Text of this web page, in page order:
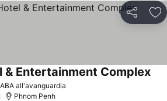
Condividi
all'avanguardia
& Entertainment Complex
Phnom Penh